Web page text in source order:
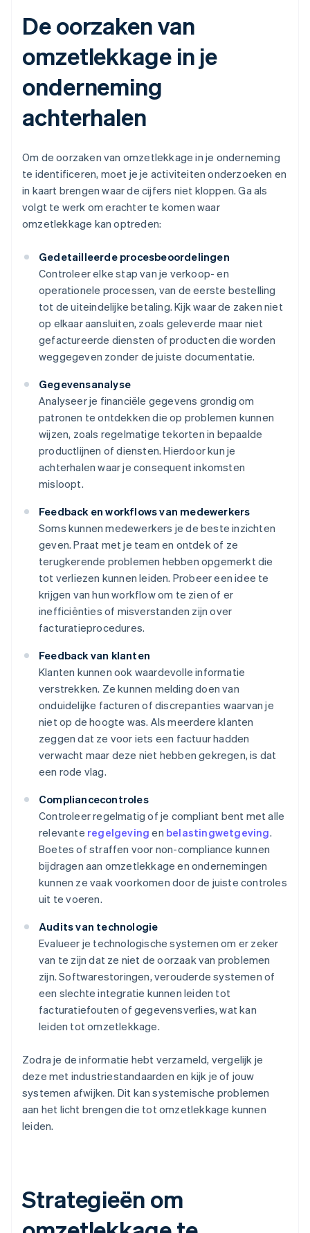
De oorzaken van
omzetlekkage in je
onderneming
achterhalen
Om de oorzaken van omzetlekkage in je onderneming
te identificeren, moet je je activiteiten onderzoeken en
in kaart brengen waar de cijfers niet kloppen. Ga als
volgt te werk om erachter te komen waar
omzetlekkage kan optreden:
Gedetailleerde procesbeoordelingen
Controleer elke stap van je verkoop- en
operationele processen, van de eerste bestelling
tot de uiteindelijke betaling. Kijk waar de zaken niet
op elkaar aansluiten, zoals geleverde maar niet
gefactureerde diensten of producten die worden
weggegeven zonder de juiste documentatie.
Gegevensanalyse
Analyseer je financiële gegevens grondig om
patronen te ontdekken die op problemen kunnen
wijzen, zoals regelmatige tekorten in bepaalde
productlijnen of diensten. Hierdoor kun je
achterhalen waar je consequent inkomsten
misloopt.
Feedback en workflows van medewerkers
Soms kunnen medewerkers je de beste inzichten
geven. Praat met je team en ontdek of ze
terugkerende problemen hebben opgemerkt die
tot verliezen kunnen leiden. Probeer een idee te
krijgen van hun workflow om te zien of er
inefficiënties of misverstanden zijn over
facturatieprocedures.
Feedback van klanten
Klanten kunnen ook waardevolle informatie
verstrekken. Ze kunnen melding doen van
onduidelijke facturen of discrepanties waarvan je
niet op de hoogte was. Als meerdere klanten
zeggen dat ze voor iets een factuur hadden
verwacht maar deze niet hebben gekregen, is dat
een rode vlag.
Compliancecontroles
Controleer regelmatig of je compliant bent met alle
relevante regelgeving en belastingwetgeving.
Boetes of straffen voor non-compliance kunnen
bijdragen aan omzetlekkage en ondernemingen
kunnen ze vaak voorkomen door de juiste controles
uit te voeren.
Audits van technologie
Evalueer je technologische systemen om er zeker
van te zijn dat ze niet de oorzaak van problemen
zijn. Softwarestoringen, verouderde systemen of
een slechte integratie kunnen leiden tot
facturatiefouten of gegevensverlies, wat kan
leiden tot omzetlekkage.
Zodra je de informatie hebt verzameld, vergelijk je
deze met industriestandaarden en kijk je of jouw
systemen afwijken. Dit kan systemische problemen
aan het licht brengen die tot omzetlekkage kunnen
leiden.
Strategieën om